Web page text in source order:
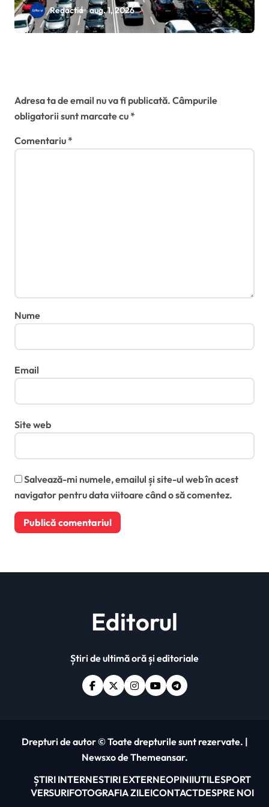
conducere de la 17 ani și
suspendări recunoscute în toate
Redactia aug. 1, 2026
Adresa ta de email nu va fi publicată. Câmpurile
obligatorii sunt marcate cu*
Comentariu*
Nume
Email
Site web
Salvează-mi numele, emailul și site-ul web în acest
navigator pentru data viitoare când o să comentez.
Editorul
Știri de ultimă oră și editoriale
Drepturi de autor © Toate drepturile sunt rezervate. |
NewsxodeThemeansar.
ȘTIRI INTERNESTIRI EXTERNEOPINIIUTILESPORT
VERSURIFOTOGRAFIA ZILEICONTACTDESPRE NOI